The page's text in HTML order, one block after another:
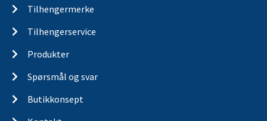
Tilhengermerke
Tilhengerservice
Produkter
Spørsmål og svar
Butikkonsept